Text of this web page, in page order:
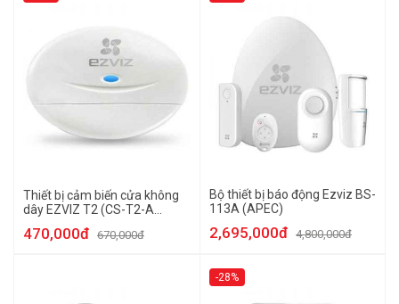
Thiết bị cảm biến cửa không
dây EZVIZ T2 (CS-T2-A
470,000đ 670,000đ
Bộ thiết bị báo động Ezviz BS-
113A (APEC)
2,695,000đ 4,800,000đ
-28%